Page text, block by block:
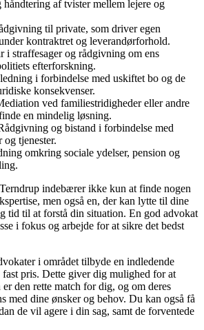
håndtering af tvister mellem lejere og
til private, som driver egen
kontraktret og leverandørforhold.
i straffesager og rådgivning om ens
efterforskning.
i forbindelse med uskiftet bo og de
konsekvenser.
ved familiestridigheder eller andre
en mindelig løsning.
og bistand i forbindelse med
og tjenester.
omkring sociale ydelser, pension og
indebærer ikke kun at finde nogen
men også en, der kan lytte til dine
tid til at forstå din situation. En god advokat
i fokus og arbejde for at sikre det bedst
i området tilbyde en indledende
pris. Dette giver dig mulighed for at
den rette match for dig, og om deres
med dine ønsker og behov. Du kan også få
de vil agere i din sag, samt de forventede